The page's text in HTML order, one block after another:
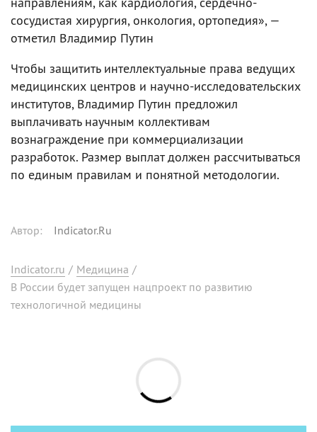
сосудистая хирургия, онкология, ортопедия», —
отметил Владимир Путин
Чтобы защитить интеллектуальные права ведущих
медицинских центров и научно-исследовательских
институтов, Владимир Путин предложил
выплачивать научным коллективам
вознаграждение при коммерциализации
разработок. Размер выплат должен рассчитываться
по единым правилам и понятной методологии.
Автор: Indicator.Ru
Indicator.ru / Медицина /
В России будет запущен нацпроект по развитию
технологичной медицины